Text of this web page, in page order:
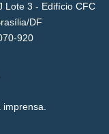
Lote 3 - Edifício CFC
DF
920
imprensa.